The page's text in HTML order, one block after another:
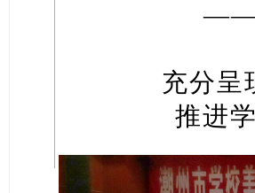
充分呈
推进